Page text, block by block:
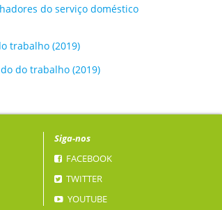
do serviço doméstico
trabalho (2019)
do trabalho (2019)
Siga-nos
FACEBOOK
TWITTER
YOUTUBE